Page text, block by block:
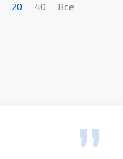
20 40 Все